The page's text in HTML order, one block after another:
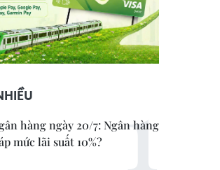
hàng ngày 20/7: Ngân hàng
mức lãi suất 10%?